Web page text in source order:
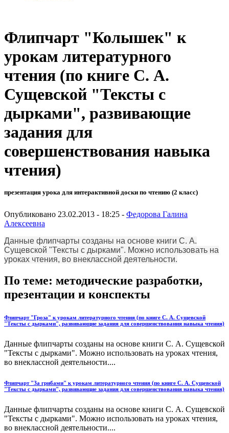
Флипчарт "Колышек" к
урокам литературного
чтения (по книге С. А.
Сущевской "Тексты с
дырками", развивающие
задания для
совершенствования навыка
чтения)
презентация урока для интерактивной доски по чтению (2 класс)
Опубликовано 23.02.2013 - 18:25 - Федорова Галина
Алексеевна
Данные флипчарты созданы на основе книги С. А.
Сущевской "Тексты с дырками". Можно использовать на
уроках чтения, во внеклассной деятельности.
По теме: методические разработки,
презентации и конспекты
Флипчарт "Гроза" к урокам литературного чтения (по книге С. А. Сущевской
"Тексты с дырками", развивающие задания для совершенствования навыка чтения)
Данные флипчарты созданы на основе книги С. А. Сущевской
"Тексты с дырками". Можно использовать на уроках чтения,
во внеклассной деятельности....
Флипчарт "За грибами" к урокам литературного чтения (по книге С. А. Сущевской
"Тексты с дырками", развивающие задания для совершенствования навыка чтения)
Данные флипчарты созданы на основе книги С. А. Сущевской
"Тексты с дырками". Можно использовать на уроках чтения,
во внеклассной деятельности....